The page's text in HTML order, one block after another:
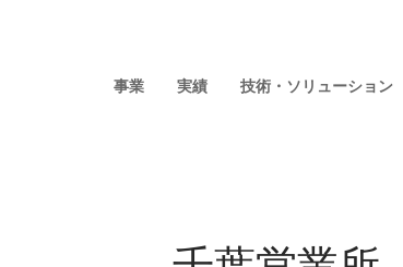
事業 実績 技術・ソリューション